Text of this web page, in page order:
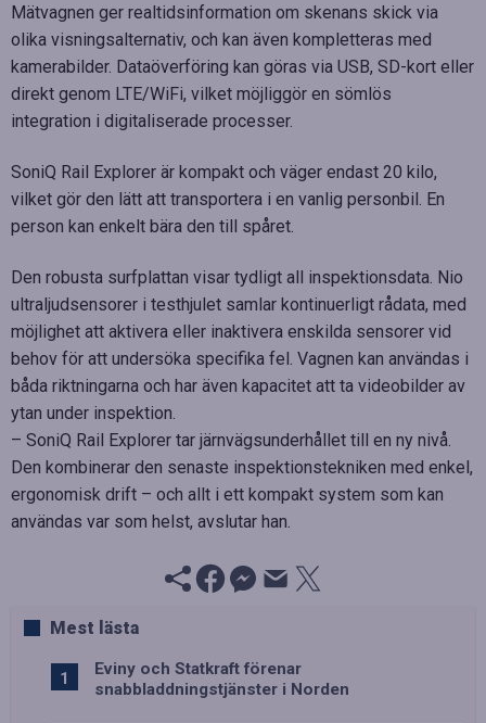
Mätvagnen ger realtidsinformation om skenans skick via
olika visningsalternativ, och kan även kompletteras med
kamerabilder. Dataöverföring kan göras via USB, SD-kort eller
direkt genom LTE/WiFi, vilket möjliggör en sömlös
integration i digitaliserade processer.
SoniQ Rail Explorer är kompakt och väger endast 20 kilo,
vilket gör den lätt att transportera i en vanlig personbil. En
person kan enkelt bära den till spåret.
Den robusta surfplattan visar tydligt all inspektionsdata. Nio
ultraljudsensorer i testhjulet samlar kontinuerligt rådata, med
möjlighet att aktivera eller inaktivera enskilda sensorer vid
behov för att undersöka specifika fel. Vagnen kan användas i
båda riktningarna och har även kapacitet att ta videobilder av
ytan under inspektion.
– SoniQ Rail Explorer tar järnvägsunderhållet till en ny nivå.
Den kombinerar den senaste inspektionstekniken med enkel,
ergonomisk drift – och allt i ett kompakt system som kan
användas var som helst, avslutar han.
Mest lästa
Eviny och Statkraft förenar
snabbladdningstjänster i Norden